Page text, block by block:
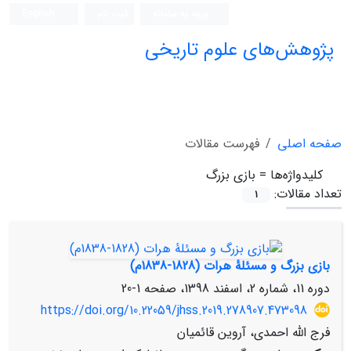
پژوهش‌های علوم تاریخی
صفحه اصلی
فهرست مقالات
کلیدواژه‌ها = بازی بزرگ
تعداد مقالات:
1
بازی بزرگ و مسئلۀ هرات (1828-1838م)
دوره 11، شماره 2، اسفند 1398، صفحه
1-20
https://doi.org/10.22059/jhss.2019.278907.473098
فرج الله احمدی، آروین قائمیان